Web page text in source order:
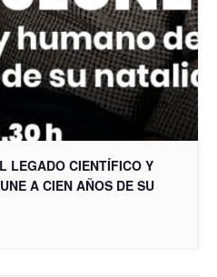
LEGADO CIENTÍFICO Y
A CIEN AÑOS DE SU